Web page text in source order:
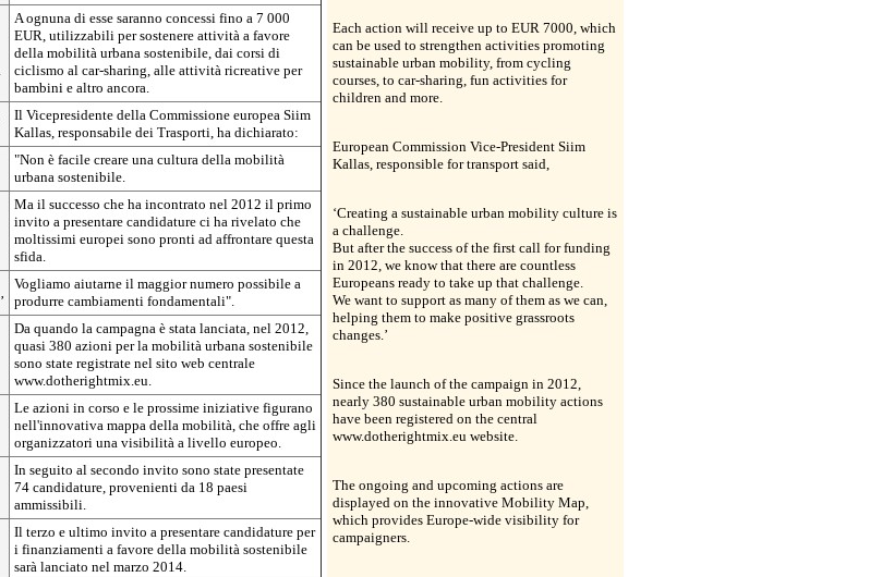
A ognuna di esse saranno concessi fino a 7 000
EUR, utilizzabili per sostenere attività a favore
della mobilità urbana sostenibile, dai corsi di
ciclismo al car-sharing, alle attività ricreative per
bambini e altro ancora.
Il Vicepresidente della Commissione europea Siim
Kallas, responsabile dei Trasporti, ha dichiarato:
"Non è facile creare una cultura della mobilità
urbana sostenibile.
Ma il successo che ha incontrato nel 2012 il primo
invito a presentare candidature ci ha rivelato che
moltissimi europei sono pronti ad affrontare questa
sfida.
Vogliamo aiutarne il maggior numero possibile a
produrre cambiamenti fondamentali".
Da quando la campagna è stata lanciata, nel 2012,
quasi 380 azioni per la mobilità urbana sostenibile
sono state registrate nel sito web centrale
www.dotherightmix.eu.
Le azioni in corso e le prossime iniziative figurano
nell'innovativa mappa della mobilità, che offre agli
organizzatori una visibilità a livello europeo.
In seguito al secondo invito sono state presentate
74 candidature, provenienti da 18 paesi
ammissibili.
Il terzo e ultimo invito a presentare candidature per
i finanziamenti a favore della mobilità sostenibile
sarà lanciato nel marzo 2014.
Each action will receive up to EUR 7000, which
can be used to strengthen activities promoting
sustainable urban mobility, from cycling
courses, to car-sharing, fun activities for
children and more.
European Commission Vice-President Siim
Kallas, responsible for transport said,
‘Creating a sustainable urban mobility culture is
a challenge.
But after the success of the first call for funding
in 2012, we know that there are countless
Europeans ready to take up that challenge.
We want to support as many of them as we can,
helping them to make positive grassroots
changes.’
Since the launch of the campaign in 2012,
nearly 380 sustainable urban mobility actions
have been registered on the central
www.dotherightmix.eu website.
The ongoing and upcoming actions are
displayed on the innovative Mobility Map,
which provides Europe-wide visibility for
campaigners.